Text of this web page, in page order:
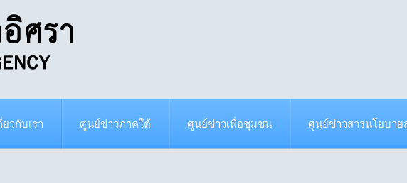
ยวกับเรา ศูนย์ข่าวภาคใต้ ศูนย์ข่าวเพื่อชุมชน ศูนย์ข่าวสารนโยบา